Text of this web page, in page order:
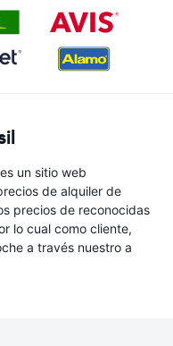
un sitio web
de alquiler de
precios de reconocidas
lo cual como cliente,
a través nuestro a